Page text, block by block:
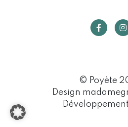
© Poyète
Design
Développement